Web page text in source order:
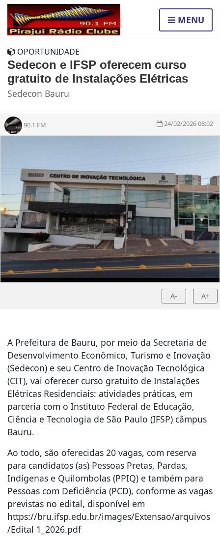
MENU
OPORTUNIDADE
Sedecon e IFSP oferecem curso
gratuito de Instalações Elétricas
Sedecon Bauru
90.1 FM 24/02/2026 08:02
A- A+
A Prefeitura de Bauru, por meio da Secretaria de
Desenvolvimento Econômico, Turismo e Inovação
(Sedecon) e seu Centro de Inovação Tecnológica
(CIT), vai oferecer curso gratuito de Instalações
Elétricas Residenciais: atividades práticas, em
parceria com o Instituto Federal de Educação,
Ciência e Tecnologia de São Paulo (IFSP) câmpus
Bauru.
Ao todo, são oferecidas 20 vagas, com reserva
para candidatos (as) Pessoas Pretas, Pardas,
Indígenas e Quilombolas (PPIQ) e também para
Pessoas com Deficiência (PCD), conforme as vagas
previstas no edital, disponível em
https://bru.ifsp.edu.br/images/Extensao/arquivos
/Edital 1_2026.pdf